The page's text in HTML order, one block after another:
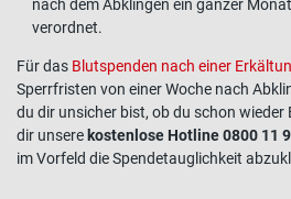
nach dem Abklingen ein ganzer Monat
verordnet.
Für das Blutspenden nach einer
Sperrfristen von einer Woche nach
du dir unsicher bist, ob du schon wieder
dir unsere kostenlose Hotline 0800 11
im Vorfeld die Spendetauglichkeit